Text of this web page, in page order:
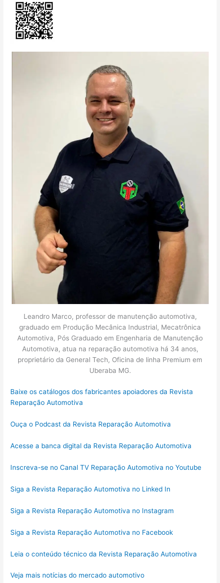
Leandro Marco, professor de manutenção automotiva,
graduado em Produção Mecânica Industrial, Mecatrônica
Automotiva, Pós Graduado em Engenharia de Manutenção
Automotiva, atua na reparação automotiva há 34 anos,
proprietário da General Tech, Oficina de linha Premium em
Uberaba MG.
Baixe os catálogos dos fabricantes apoiadores da Revista
Reparação Automotiva
Ouça o Podcast da Revista Reparação Automotiva
Acesse a banca digital da Revista Reparação Automotiva
Inscreva-se no Canal TV Reparação Automotiva no Youtube
Siga a Revista Reparação Automotiva no Linked In
Siga a Revista Reparação Automotiva no Instagram
Siga a Revista Reparação Automotiva no Facebook
Leia o conteúdo técnico da Revista Reparação Automotiva
Veja mais notícias do mercado automotivo